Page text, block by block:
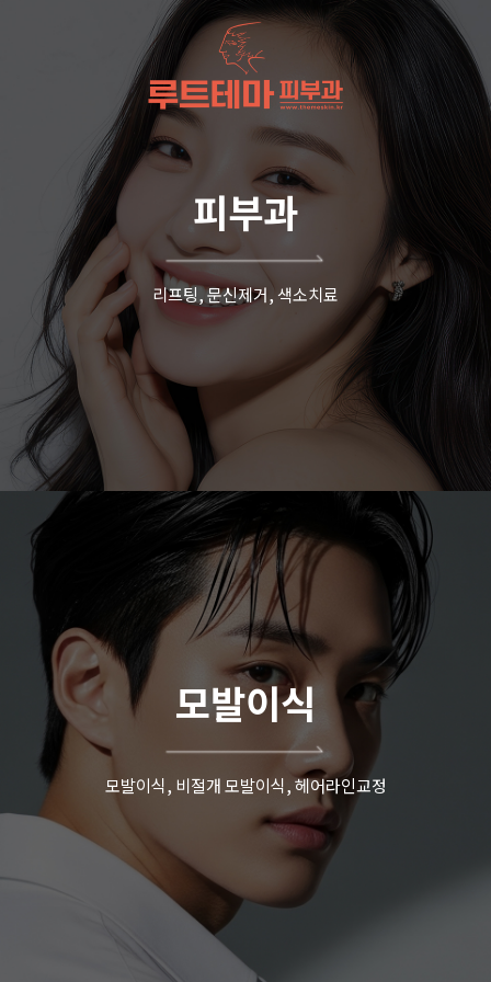
피부과
리프팅, 문신제거, 색소치료
모발이식
모발이식, 비절개 모발이식, 헤어라인교정